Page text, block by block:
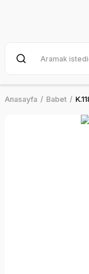
Anasayfa Babet